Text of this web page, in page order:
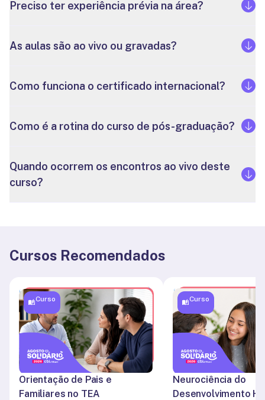
Preciso ter experiência prévia na área?
As aulas são ao vivo ou gravadas?
Como funciona o certificado internacional?
Como é a rotina do curso de pós-graduação?
Quando ocorrem os encontros ao vivo deste
curso?
Cursos Recomendados
Curso
Orientação de Pais e
Familiares no TEA
Curso
Neurociência do
Desenvolvimento